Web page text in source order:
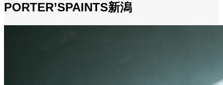
PORTER’SPAINTS新潟